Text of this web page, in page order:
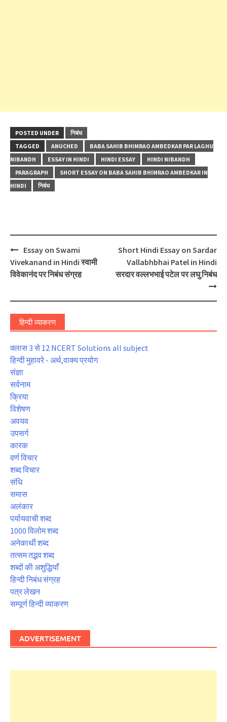
POSTED UNDER
निबंध
TAGGED
ANUCHED
BABA SAHIB BHIMRAO AMBEDKAR PAR LAGHU
NIBANDH
ESSAY IN HINDI HINDI ESSAY
HINDI NIBANDH
PARAGRAPH
SHORT ESSAY ON BABA SAHIB BHIMRAO AMBEDKAR IN
HINDI
निबंध
Post
navigation
Essay on Swami
Vivekanand in Hindi स्वामी
विवेकानंद पर निबंध संग्रह
Short Hindi Essay on Sardar
Vallabhbhai Patel in Hindi
सरदार वल्लभभाई पटेल पर लघु निबंध
हिन्दी व्याकरण
क्लास 3 से 12 NCERT Solutions all subject
हिन्दी मुहावरे - अर्थ,वाक्य प्रयोग
संज्ञा
सर्वनाम
क्रिया
विशेषण
अवयव
उपसर्ग
कारक
वर्ण विचार
शब्द विचार
संधि
समास
अलंकार
पर्यायवाची शब्द
1000 विलोम शब्द
अनेकार्थी शब्द
तत्सम तद्भव शब्द
शब्दों की अशुद्धियाँ
हिन्दी निबंध संग्रह
पत्र लेखन
सम्पूर्ण हिन्दी व्याकरण
ADVERTISEMENT